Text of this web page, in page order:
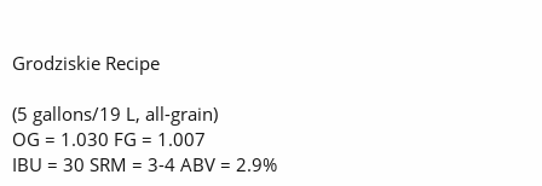
Grodziskie Recipe
(5 gallons/19 L, all-grain)
OG = 1.030 FG = 1.007
IBU = 30 SRM = 3-4 ABV = 2.9%